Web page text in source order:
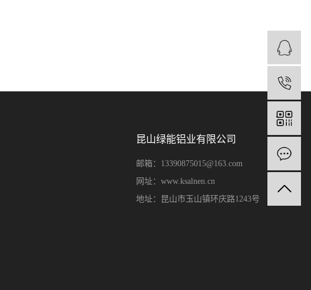
昆山绿能铝业有限公司
邮箱：13390875015@163.com
网址：www.ksalnen.cn
地址：昆山市玉山镇环庆路1243号